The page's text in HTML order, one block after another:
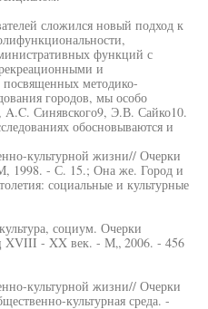
сложился новый подход к
функций с
и
методико-
городов, мы особо
Синявского9, Э.В. Сайко10.
обосновываются и
культурной жизни// Очерки
1998. - С. 15.; Она же. Город и
социальные и культурные
социум. Очерки
XVIII - XX век. - М„ 2006. - 456
культурной жизни// Очерки
культурная среда. -